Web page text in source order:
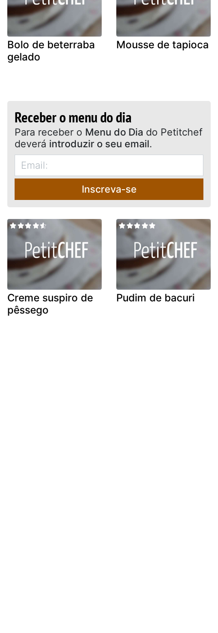
Bolo de beterraba
gelado
Mousse de tapioca
Receber o menu do dia
Para receber o Menu do Dia do Petitchef
deverá introduzir o seu email.
Inscreva-se
Creme suspiro de
pêssego
Pudim de bacuri